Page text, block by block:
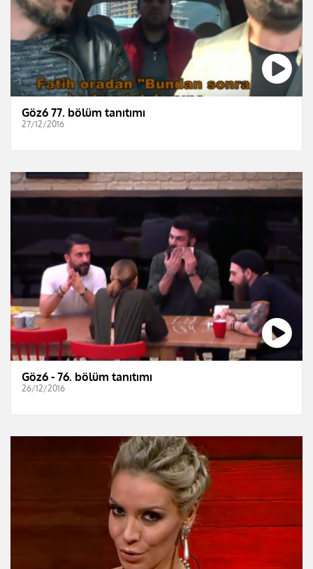
Göz6 77. bölüm tanıtımı
27/12/2016
Göz6 - 76. bölüm tanıtımı
26/12/2016